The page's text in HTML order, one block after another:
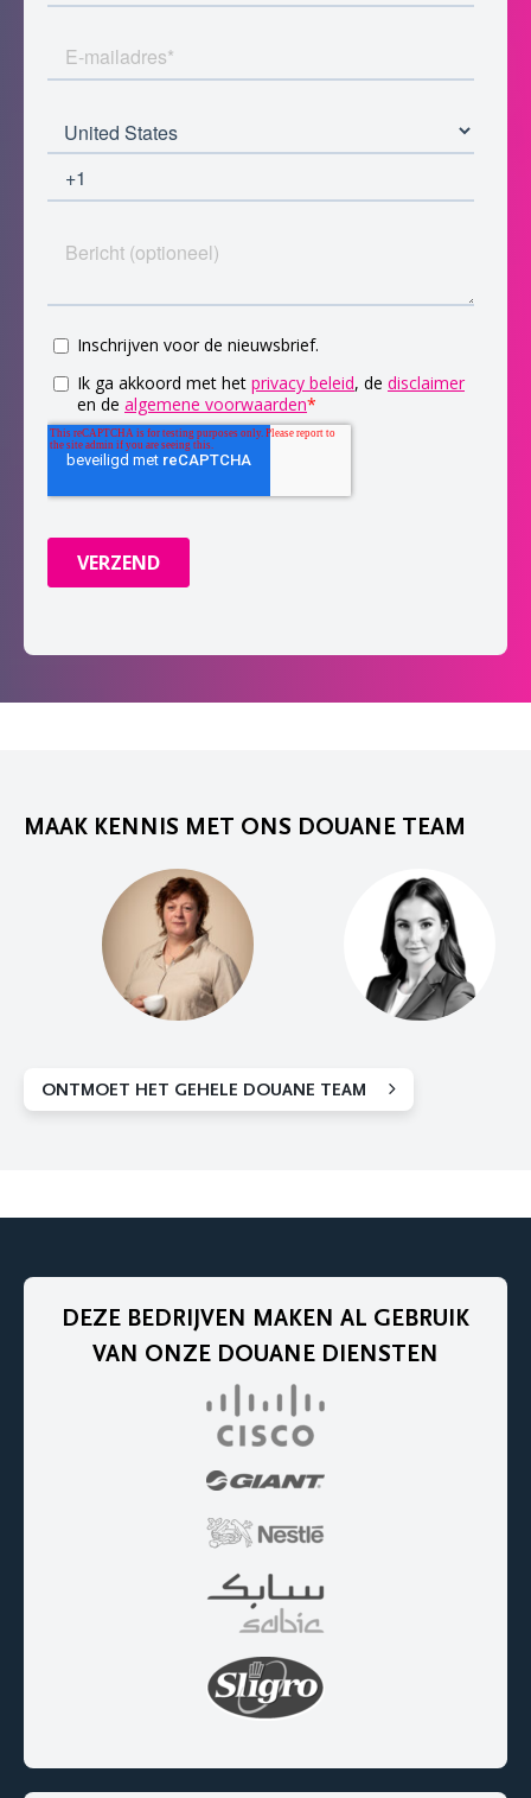
MAAK KENNIS MET ONS DOUANE TEAM
ONTMOET HET GEHELE DOUANE TEAM
DEZE BEDRIJVEN MAKEN AL GEBRUIK
VAN ONZE DOUANE DIENSTEN